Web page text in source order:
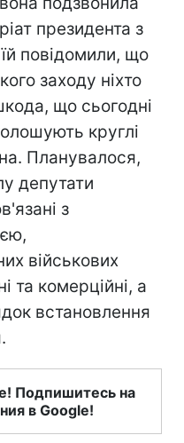
президента з
повідомили, що
заходу ніхто
що сьогодні
круглі
Планувалося,
депутати
з
військових
та комерційні, а
встановлення
Подпишитесь на
в Google!